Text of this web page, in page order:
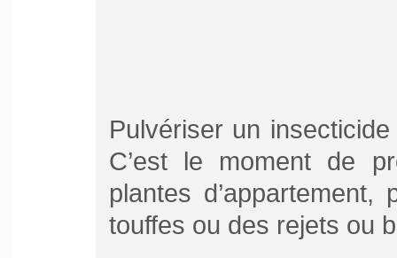
Pulvériser un
C’est le moment de
plantes
touffes ou des rejets ou